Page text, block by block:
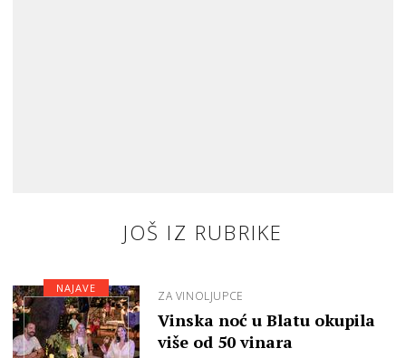
JOŠ IZ RUBRIKE
ZA VINOLJUPCE
Vinska noć u Blatu okupila
više od 50 vinara
NAJAVE